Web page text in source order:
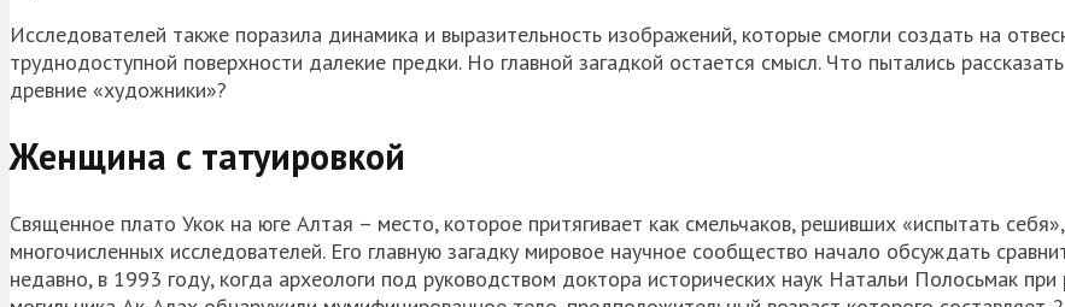
Исследователей также поразила динамика и выразительность изображений, которые смогли создать на
труднодоступной поверхности далекие предки. Но главной загадкой остается смысл. Что пытались
древние «художники»?
Женщина с татуировкой
Священное плато Укок на юге Алтая – место, которое притягивает как смельчаков, решивших «испытать
многочисленных исследователей. Его главную загадку мировое научное сообщество начало обсуждать
недавно, в 1993 году, когда археологи под руководством доктора исторических наук Натальи Полосьмак при